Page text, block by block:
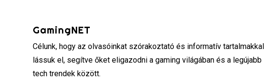
GamingNET
Célunk, hogy az olvasóinkat szórakoztató és informatív tartalmakkal
lássuk el, segítve őket eligazodni a gaming világában és a legújabb
tech trendek között.